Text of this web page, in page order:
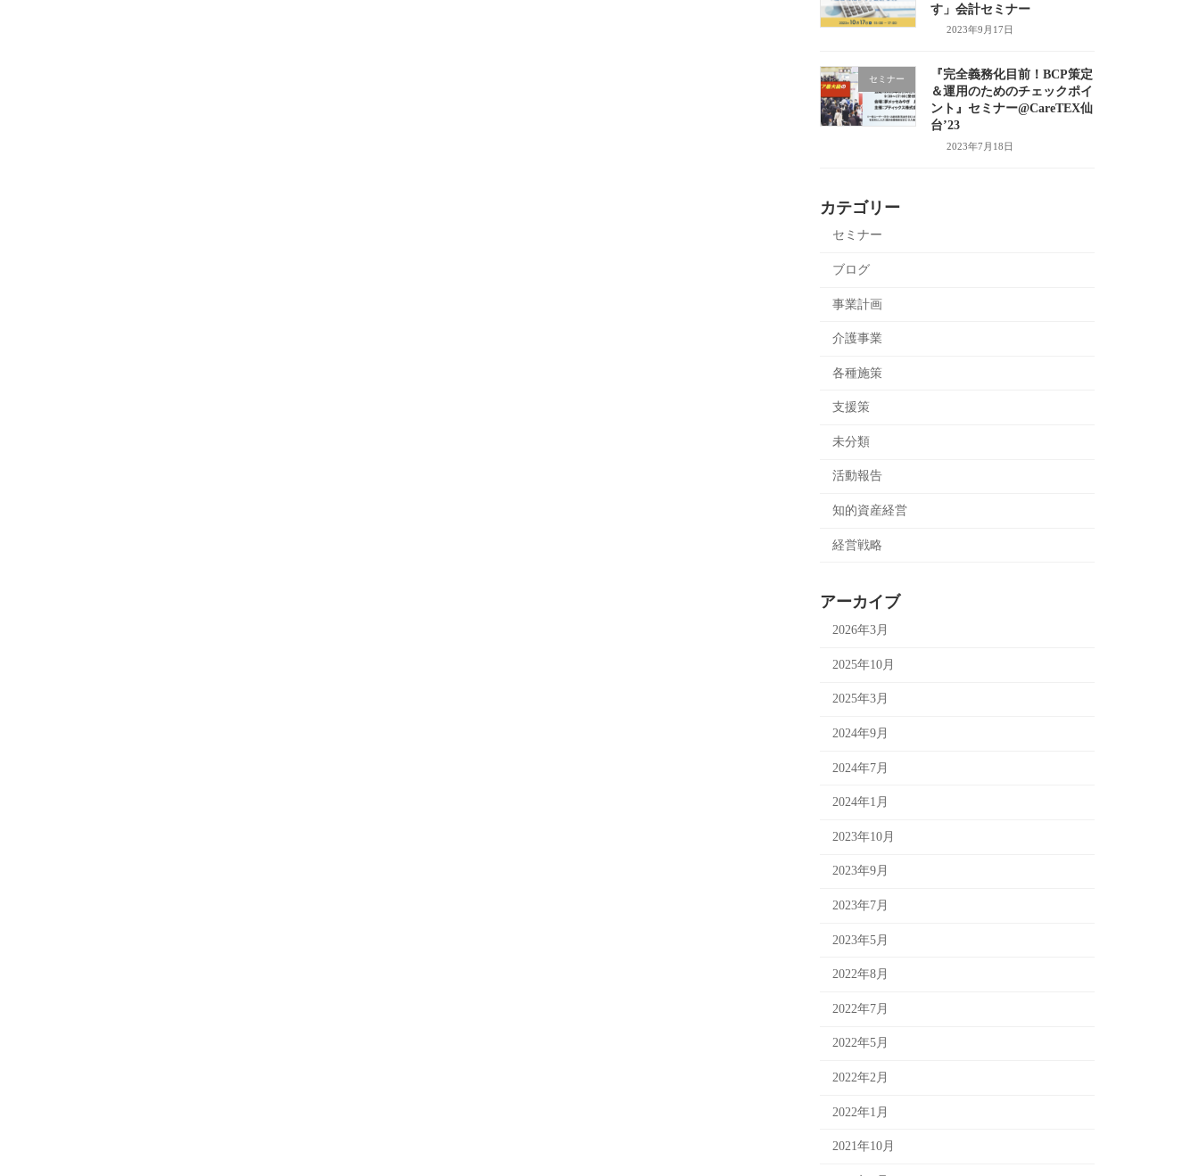
す」会計セミナー
2023年9月17日
セミナー
『完全義務化目前！BCP策定
＆運用のためのチェックポイ
ント』セミナー@CareTEX仙
台’23
2023年7月18日
カテゴリー
セミナー
ブログ
事業計画
介護事業
各種施策
支援策
未分類
活動報告
知的資産経営
経営戦略
アーカイブ
2026年3月
2025年10月
2025年3月
2024年9月
2024年7月
2024年1月
2023年10月
2023年9月
2023年7月
2023年5月
2022年8月
2022年7月
2022年5月
2022年2月
2022年1月
2021年10月